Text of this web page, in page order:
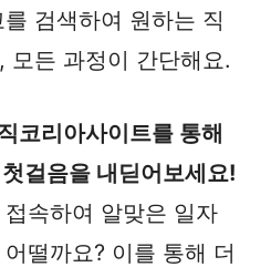
검색하여 원하는 직
모든 과정이 간단해요.
코리아사이트를 통해
걸음을 내딛어보세요!
속하여 알맞은 일자
떨까요? 이를 통해 더